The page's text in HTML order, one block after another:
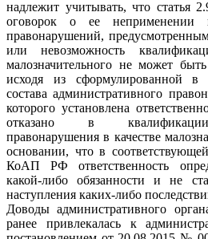
надлежит учитывать, что
оговорок о ее неприменении
правонарушений,
или невозможность
малозначительного не может быть
исходя из сформулированной
состава административного
которого установлена
отказано в квалификации
правонарушения в качестве
основании, что в
КоАП РФ ответственность
какой-либо обязанности и не
наступления каких-либо
Доводы административного
ранее привлекалась к